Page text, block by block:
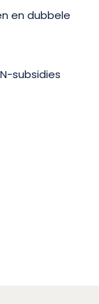
en dubbele
subsidies